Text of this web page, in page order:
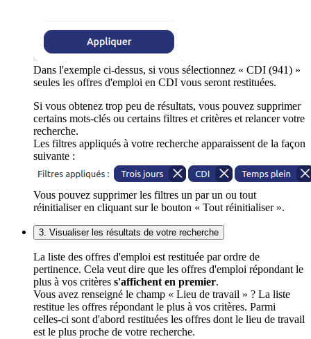
Dans l'exemple ci-dessus, si vous sélectionnez « CDI (941) »
seules les offres d'emploi en CDI vous seront restituées.
Si vous obtenez trop peu de résultats, vous pouvez supprimer
certains mots-clés ou certains filtres et critères et relancer votre
recherche.
Les filtres appliqués à votre recherche apparaissent de la façon
suivante :
Vous pouvez supprimer les filtres un par un ou tout
réinitialiser en cliquant sur le bouton « Tout réinitialiser ».
3. Visualiser les résultats de votre recherche
La liste des offres d'emploi est restituée par ordre de
pertinence. Cela veut dire que les offres d'emploi répondant le
plus à vos critères s'affichent en premier.
Vous avez renseigné le champ « Lieu de travail » ? La liste
restitue les offres répondant le plus à vos critères. Parmi
celles-ci sont d'abord restituées les offres dont le lieu de travail
est le plus proche de votre recherche.